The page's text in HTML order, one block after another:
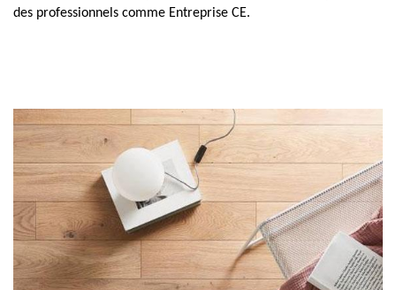
des professionnels comme Entreprise CE.